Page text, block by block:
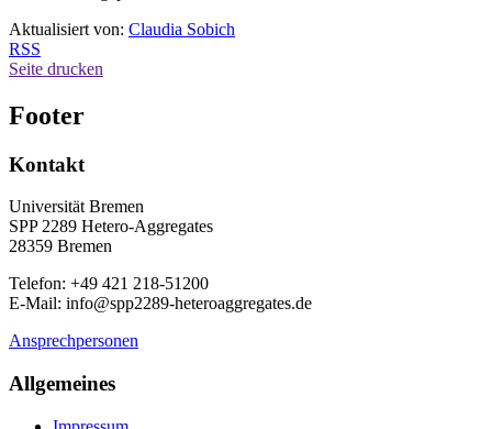
Aktualisiert von: Claudia Sobich
RSS
Seite drucken
Footer
Kontakt
Universität Bremen
SPP 2289 Hetero-Aggregates
28359 Bremen
Telefon: +49 421 218-51200
E-Mail: info@spp2289-heteroaggregates.de
Ansprechpersonen
Allgemeines